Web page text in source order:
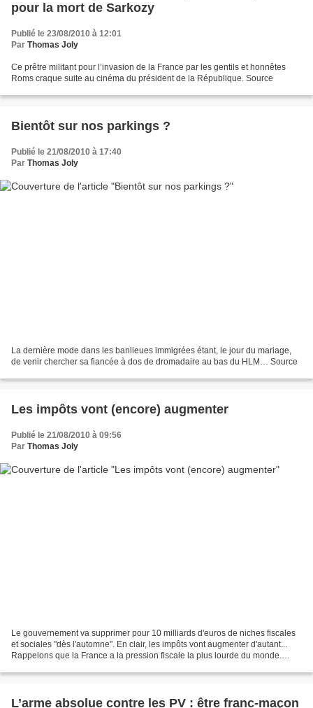
pour la mort de Sarkozy
Publié le 23/08/2010 à 12:01
Par Thomas Joly
Ce prêtre militant pour l’invasion de la France par les gentils et honnêtes
Roms craque suite au cinéma du président de la République. Source
Bientôt sur nos parkings ?
Publié le 21/08/2010 à 17:40
Par Thomas Joly
La dernière mode dans les banlieues immigrées étant, le jour du mariage,
de venir chercher sa fiancée à dos de dromadaire au bas du HLM… Source
Les impôts vont (encore) augmenter
Publié le 21/08/2010 à 09:56
Par Thomas Joly
Le gouvernement va supprimer pour 10 milliards d'euros de niches fiscales
et sociales "dès l'automne". En clair, les impôts vont augmenter d'autant...
Rappelons que la France a la pression fiscale la plus lourde du monde.
L’arme absolue contre les PV : être franc-maçon